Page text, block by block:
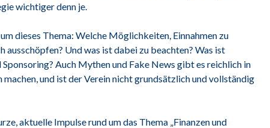
wichtiger denn je.
dieses Thema: Welche Möglichkeiten, Einnahmen zu
Und was ist dabei zu beachten? Was ist
Auch Mythen und Fake News gibt es reichlich in
und ist der Verein nicht grundsätzlich und vollständig
aktuelle Impulse rund um das Thema „Finanzen und